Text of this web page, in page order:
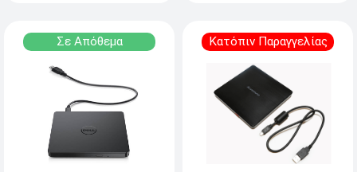
Σε Απόθεμα Κατόπιν Παραγγελίας